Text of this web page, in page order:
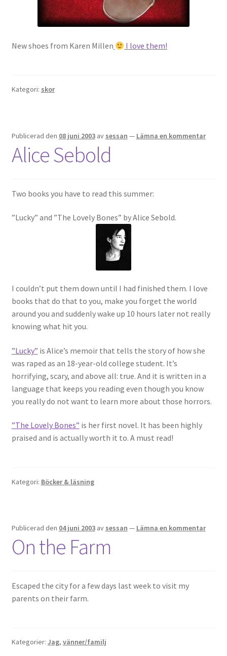
New shoes from Karen Millen I love them!
Kategori: skor
Publicerad den 08 juni 2003 av sessan — Lämna en kommentar
Alice Sebold
Two books you have to read this summer:
”Lucky” and ”The Lovely Bones” by Alice Sebold.
I couldn’t put them down until I had finished them. I love
books that do that to you, make you forget the world
around you and suddenly wake up 10 hours later not really
knowing what hit you.
”Lucky” is Alice’s memoir that tells the story of how she
was raped as an 18-year-old college student. It’s
horrifying, scary, and above all: true. And it is written in a
language that keeps you reading even though you know
you really do not want to learn more about those horrors.
”The Lovely Bones” is her first novel. It has been highly
praised and is actually worth it to. A must read!
Kategori: Böcker & läsning
Publicerad den 04 juni 2003 av sessan — Lämna en kommentar
On the Farm
Escaped the city for a few days last week to visit my
parents on their farm.
Kategorier: Jag, vänner/familj